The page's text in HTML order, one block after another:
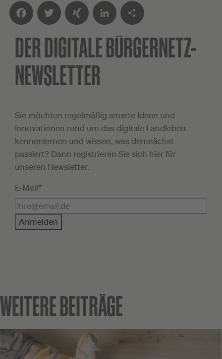
FacebookTwitter XING LinkedInTeilen
DER DIGITALEBÜRGERNETZ-
NEWSLETTER
Sie möchten regelmäßig smarte Ideen und
Innovationen rund um das digitale Landleben
kennenlernen und wissen, was demnächst
passiert? Dann registrieren Sie sich hier für
unseren Newsletter.
E-Mail*
Anmelden
WEITERE BEITRÄGE